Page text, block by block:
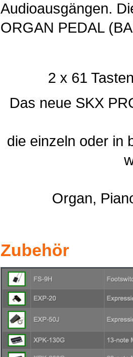
Audioausgängen.
ORGAN PEDAL
2 x 61
Das neue SKX
die einzeln oder in
Organ,
Zubehör